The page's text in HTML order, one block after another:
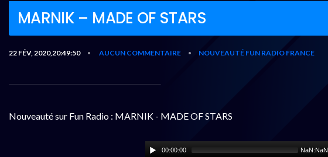
MARNIK – MADE OF STARS
22 FÉV, 2020,20:49:50 • AUCUN COMMENTAIRE • NOUVEAUTÉ FUN RADIO FRANCE
Nouveauté sur Fun Radio : MARNIK - MADE OF STARS
00:00:00 NaN:NaN